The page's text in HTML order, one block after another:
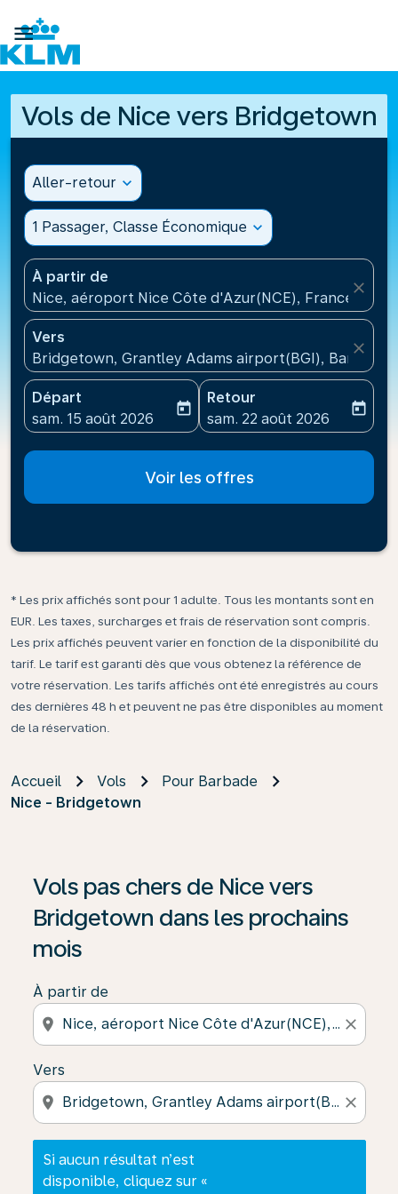

Vols de Nice vers Bridgetown
Aller-retour expand_more
1 Passager, Classe Économique expand_more
À partir de
Nice, aéroport Nice Côte d'Azur(NCE), France
close
Vers
Bridgetown, Grantley Adams airport(BGI), Barbade
close
Départ
fc-booking-departure-date-aria-label
sam. 15 août 2026
today
Retour
fc-booking-return-date-
sam. 22 août 2026
today
Voir les offres
* Les prix affichés sont pour 1 adulte. Tous les montants sont en
EUR. Les taxes, surcharges et frais de réservation sont compris.
Les prix affichés peuvent varier en fonction de la disponibilité du
tarif. Le tarif est garanti dès que vous obtenez la référence de
votre réservation. Les tarifs affichés ont été enregistrés au cours
des dernières 48 h et peuvent ne pas être disponibles au moment
de la réservation.
Accueil Vols
Pour Barbade
Nice - Bridgetown
Vols pas chers de Nice vers
Bridgetown dans les prochains
mois
À partir de
location_on close
Vers
location_on close
Si aucun résultat n’est
disponible, cliquez sur «
Si aucun résultat n’est disponible, cliquez sur «